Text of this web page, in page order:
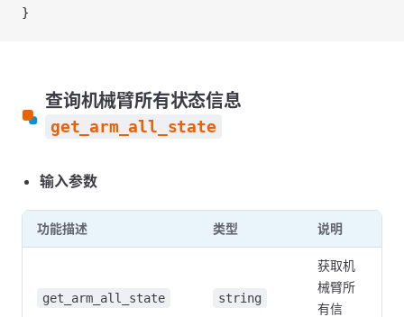
}
查询机械臂所有状态信息
get_arm_all_state
输入参数
功能描述 类型 说明
get_arm_all_state string
获取机
械臂所
有信